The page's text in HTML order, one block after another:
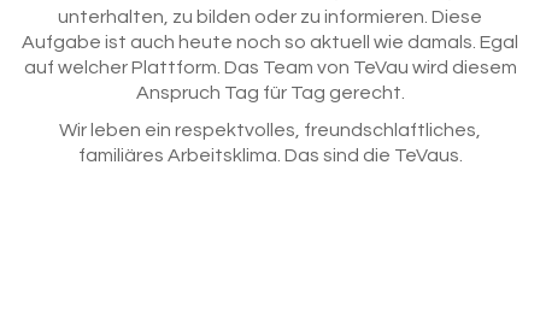
unterhalten, zu bilden oder zu informieren. Diese
Aufgabe ist auch heute noch so aktuell wie damals. Egal
auf welcher Plattform. Das Team von TeVau wird diesem
Anspruch Tag für Tag gerecht.
Wir leben ein respektvolles, freundschlaftliches,
familiäres Arbeitsklima. Das sind die TeVaus.